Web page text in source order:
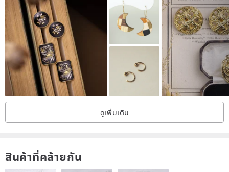
You can change it! ]
Hook type earrings
Screw-on Clip-On(with Clip-On cover!)
Length: Approximately 4.4 cm (including pierced earrings)
Weight: Approximately 9.3g on one side (Approximately 18.5g on
ดูเพิ่มเติม
สินค้าที่คล้ายกัน